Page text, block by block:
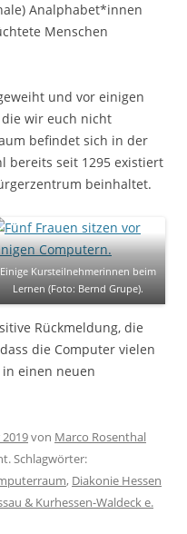
Analphabet*innen
Menschen
und vor einigen
wir euch nicht
befindet sich in der
bereits seit 1295 existiert
beinhaltet.
Einige Kursteilnehmerinnen beim
Lernen (Foto: Bernd Grupe).
Rückmeldung, die
die Computer vielen
einen neuen
von Marco Rosenthal
Schlagwörter:
, Diakonie Hessen
& Kurhessen-Waldeck e.